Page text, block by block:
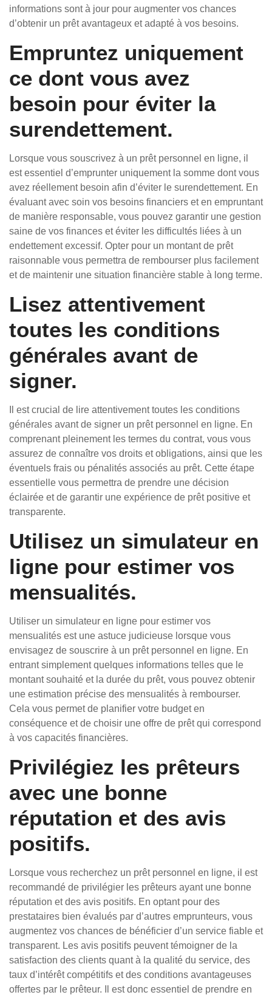
informations sont à jour pour augmenter vos chances
d’obtenir un prêt avantageux et adapté à vos besoins.
Empruntez uniquement
ce dont vous avez
besoin pour éviter la
surendettement.
Lorsque vous souscrivez à un prêt personnel en ligne, il
est essentiel d’emprunter uniquement la somme dont vous
avez réellement besoin afin d’éviter le surendettement. En
évaluant avec soin vos besoins financiers et en empruntant
de manière responsable, vous pouvez garantir une gestion
saine de vos finances et éviter les difficultés liées à un
endettement excessif. Opter pour un montant de prêt
raisonnable vous permettra de rembourser plus facilement
et de maintenir une situation financière stable à long terme.
Lisez attentivement
toutes les conditions
générales avant de
signer.
Il est crucial de lire attentivement toutes les conditions
générales avant de signer un prêt personnel en ligne. En
comprenant pleinement les termes du contrat, vous vous
assurez de connaître vos droits et obligations, ainsi que les
éventuels frais ou pénalités associés au prêt. Cette étape
essentielle vous permettra de prendre une décision
éclairée et de garantir une expérience de prêt positive et
transparente.
Utilisez un simulateur en
ligne pour estimer vos
mensualités.
Utiliser un simulateur en ligne pour estimer vos
mensualités est une astuce judicieuse lorsque vous
envisagez de souscrire à un prêt personnel en ligne. En
entrant simplement quelques informations telles que le
montant souhaité et la durée du prêt, vous pouvez obtenir
une estimation précise des mensualités à rembourser.
Cela vous permet de planifier votre budget en
conséquence et de choisir une offre de prêt qui correspond
à vos capacités financières.
Privilégiez les prêteurs
avec une bonne
réputation et des avis
positifs.
Lorsque vous recherchez un prêt personnel en ligne, il est
recommandé de privilégier les prêteurs ayant une bonne
réputation et des avis positifs. En optant pour des
prestataires bien évalués par d’autres emprunteurs, vous
augmentez vos chances de bénéficier d’un service fiable et
transparent. Les avis positifs peuvent témoigner de la
satisfaction des clients quant à la qualité du service, des
taux d’intérêt compétitifs et des conditions avantageuses
offertes par le prêteur. Il est donc essentiel de prendre en